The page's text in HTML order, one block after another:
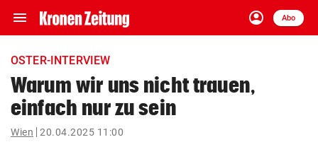
menu Navigation
ein-/ausklappen
account_circle
Anmelden
Abo
close Schließen
account_circle Anmelden
OSTER-INTERVIEW
Warum wir uns nicht trauen,
einfach nur zu sein
Wien 20.04.2025 11:00